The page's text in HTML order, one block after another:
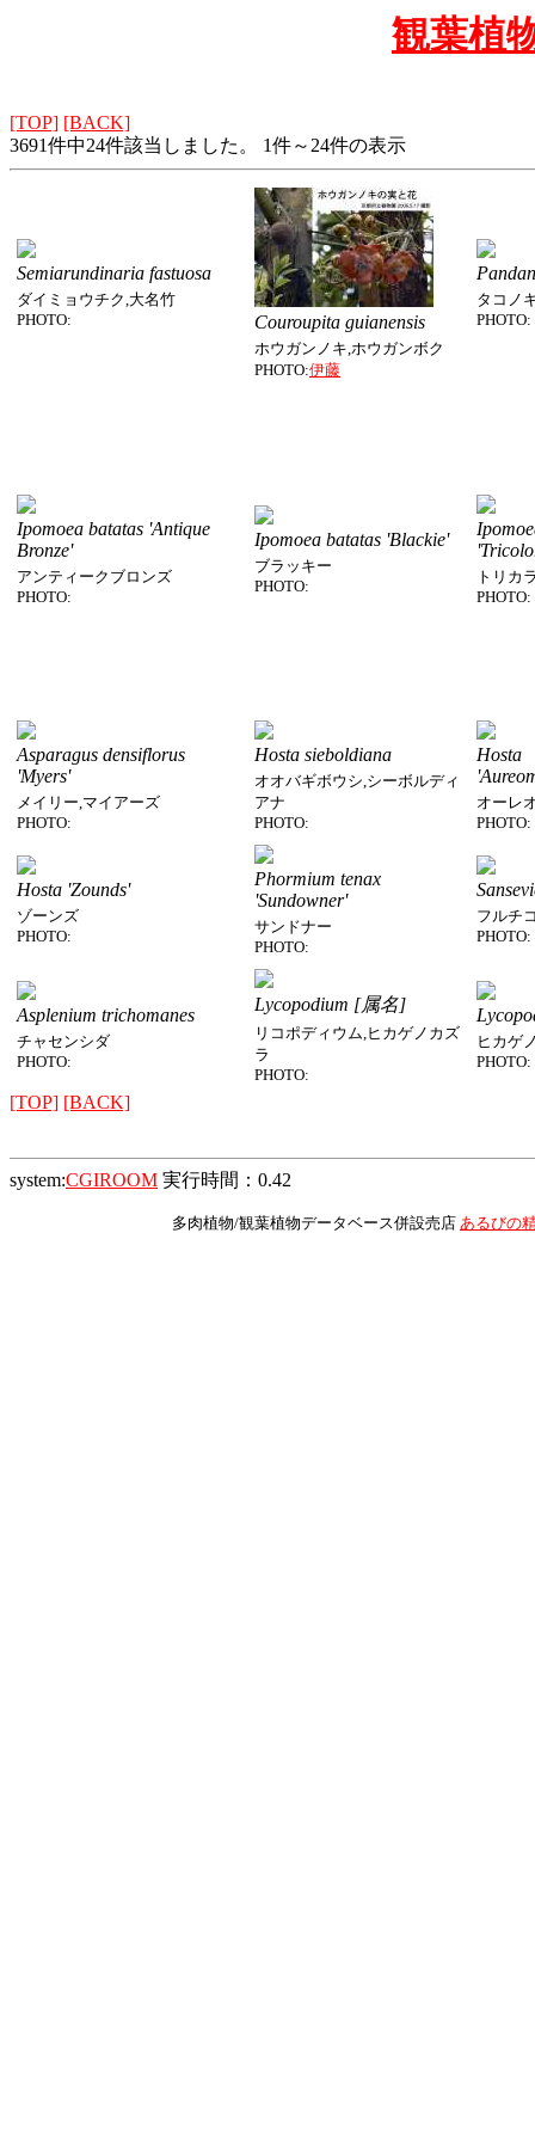
観葉植
[TOP] [BACK]
3691件中24件該当しました。 1件～24件の表示
Semiarundinaria fastuosa
ダイミョウチク,大名竹
PHOTO:
Couroupita guianensis
ホウガンノキ,ホウガンボク
PHOTO:伊藤
タコノ
PHOTO:
Ipomoea batatas 'Antique
Bronze'
アンティークブロンズ
PHOTO:
Ipomoea batatas 'Blackie'
ブラッキー
PHOTO:
トリカ
PHOTO:
Asparagus densiflorus
'Myers'
メイリー,マイアーズ
PHOTO:
Hosta sieboldiana
オオバギボウシ,シーボルディ
アナ
PHOTO:
Hosta
オーレ
PHOTO:
Hosta 'Zounds'
ゾーンズ
PHOTO:
Phormium tenax
'Sundowner'
サンドナー
PHOTO:
フルチ
PHOTO:
Asplenium trichomanes
チャセンシダ
PHOTO:
Lycopodium [属名]
リコポディウム,ヒカゲノカズ
ラ
PHOTO:
ヒカゲ
PHOTO:
[TOP] [BACK]
system:CGIROOM 実行時間：0.42
多肉植物/観葉植物データベース併設売店 あるびの